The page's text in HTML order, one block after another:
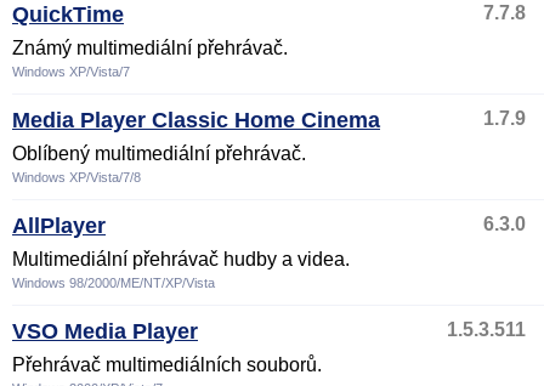
QuickTime
7.7.8
Známý multimediální přehrávač.
Windows XP/Vista/7
Media Player Classic Home Cinema
1.7.9
Oblíbený multimediální přehrávač.
Windows XP/Vista/7/8
AllPlayer
6.3.0
Multimediální přehrávač hudby a videa.
Windows 98/2000/ME/NT/XP/Vista
VSO Media Player
1.5.3.511
Přehrávač multimediálních souborů.